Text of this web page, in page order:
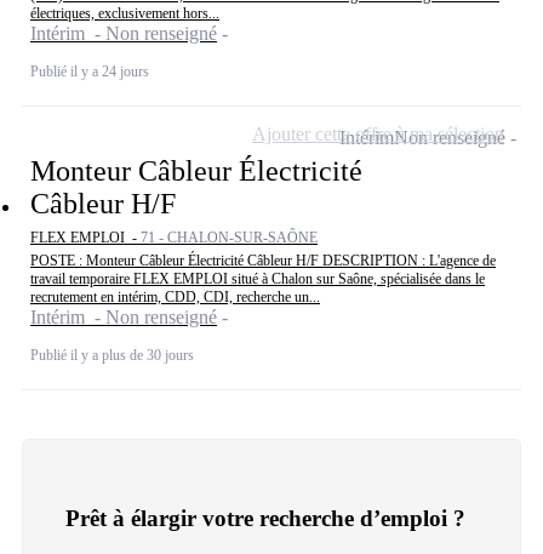
électriques, exclusivement hors...
Intérim - Non renseigné
Publié il y a 24 jours
Monteur Câbleur Électricité
Câbleur H/F
FLEX EMPLOI - 71 - CHALON-SUR-SAÔNE
POSTE : Monteur Câbleur Électricité Câbleur H/F DESCRIPTION : L'agence de
travail temporaire FLEX EMPLOI situé à Chalon sur Saône, spécialisée dans le
recrutement en intérim, CDD, CDI, recherche un...
Intérim - Non renseigné
Publié il y a plus de 30 jours
IntérimNon renseigné
Ajouter cette offre à ma sélection
Prêt à élargir votre recherche d’emploi ?